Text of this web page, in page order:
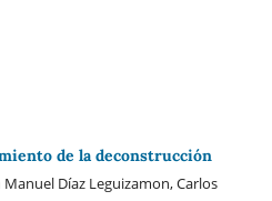
de la deconstrucción
Díaz Leguizamon, Carlos